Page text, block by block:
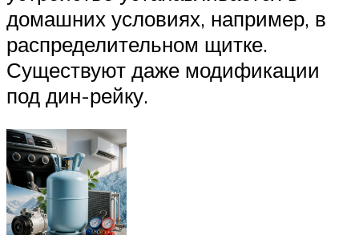
домашних условиях, например, в
распределительном щитке.
Существуют даже модификации
под дин-рейку.